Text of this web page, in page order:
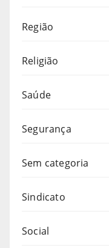
Região
Religião
Saúde
Segurança
Sem categoria
Sindicato
Social